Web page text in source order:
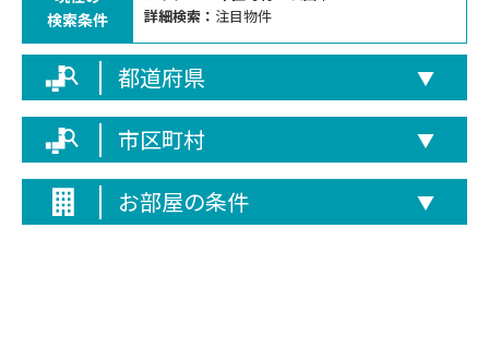
検索条件
詳細検索： 注目物件
都道府県 ▼
市区町村 ▼
お部屋の条件 ▼